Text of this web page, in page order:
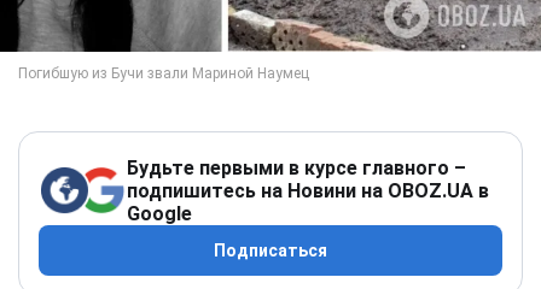
Будьте первыми в курсе главного –
подпишитесь на Новини на OBOZ.UA в
Google
Подписаться